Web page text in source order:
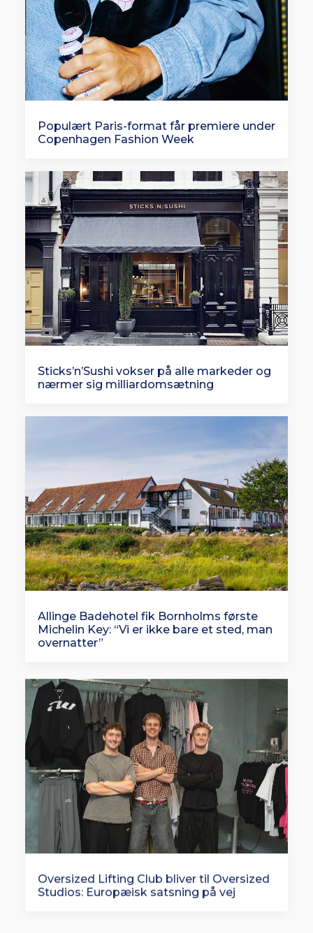
Populært Paris-format får premiere under
Copenhagen Fashion Week
Sticks’n’Sushi vokser på alle markeder og
nærmer sig milliardomsætning
Allinge Badehotel fik Bornholms første
Michelin Key: “Vi er ikke bare et sted, man
overnatter”
Oversized Lifting Club bliver til Oversized
Studios: Europæisk satsning på vej